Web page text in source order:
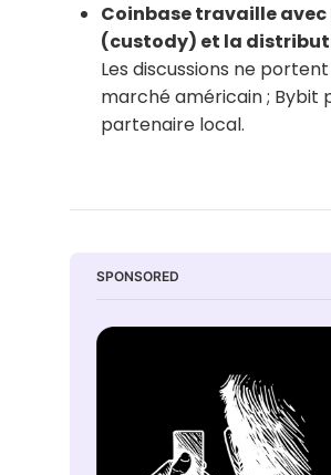
Coinbase travaille
(custody) et la
Les discussions ne
marché américain ; Bybit
partenaire local.
SPONSORED